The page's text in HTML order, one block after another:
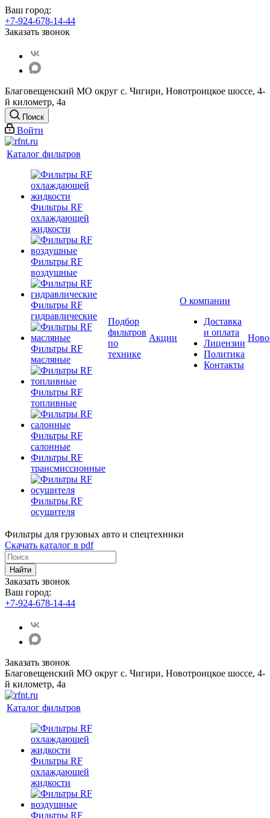
Ваш город:
+7-924-678-14-44‬
Заказать звонок
Благовещенский МО округ с. Чигири, Новотроицкое шоссе, 4-
й километр, 4а
Поиск
Войти
Каталог фильтров
Фильтры RF
охлаждающей
жидкости
Фильтры RF
воздушные
Фильтры RF
гидравлические
Фильтры RF
масляные
Фильтры RF
топливные
Фильтры RF
салонные
Фильтры RF
трансмиссионные
Фильтры RF
осушителя
Подбор
фильтров
по
технике
Акции
О компании
Доставка
и оплата
Лицензии
Политика
Контакты
Фильтры для грузовых авто и спецтехники
Скачать каталог в pdf
Найти
Заказать звонок
Ваш город:
+7-924-678-14-44‬
Заказать звонок
Благовещенский МО округ с. Чигири, Новотроицкое шоссе, 4-
й километр, 4а
Каталог фильтров
Фильтры RF
охлаждающей
жидкости
Фильтры RF